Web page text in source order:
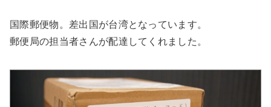
国際郵便物。差出国が台湾となっています。
郵便局の担当者さんが配達してくれました。